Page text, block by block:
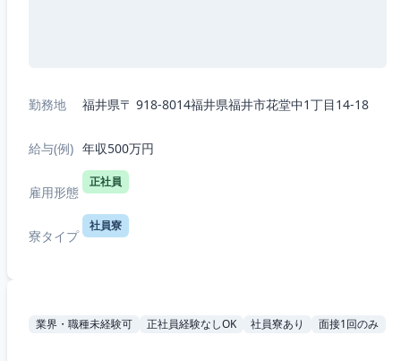
勤務地 福井県〒 918-8014福井県福井市花堂中1丁目14-18
給与(例) 年収500万円
雇用形態
正社員
寮タイプ
社員寮
業界・職種未経験可 正社員経験なしOK 社員寮あり 面接1回のみ